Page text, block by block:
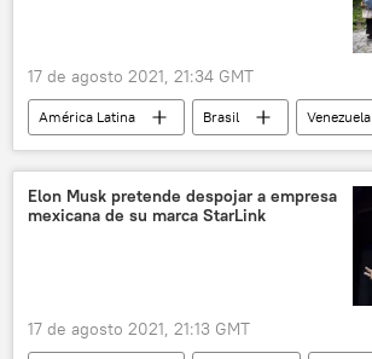
17 de agosto 2021, 21:34 GMT
América Latina Brasil
Venezuela
Colombia
Guatemala
Honduras
El Salvador
crimen
crimen organizado
México
Elon Musk pretende despojar a empresa
mexicana de su marca StarLink
17 de agosto 2021, 21:13 GMT